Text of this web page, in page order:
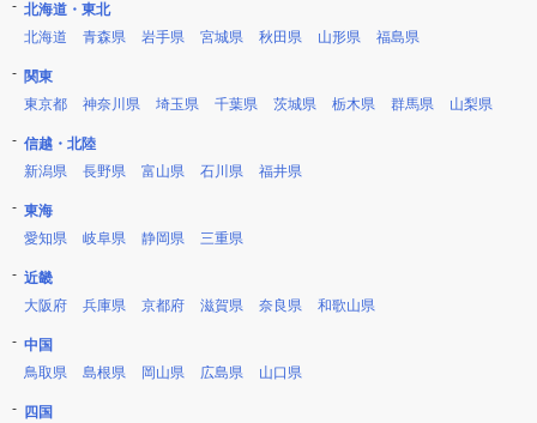
北海道・東北
北海道
青森県 岩手県 宮城県 秋田県 山形県 福島県
関東
東京都
神奈川県 埼玉県 千葉県 茨城県 栃木県 群馬県 山梨県
信越・北陸
新潟県
長野県 富山県 石川県 福井県
東海
愛知県
岐阜県 静岡県 三重県
近畿
大阪府
兵庫県 京都府 滋賀県 奈良県 和歌山県
中国
鳥取県
島根県 岡山県 広島県 山口県
四国